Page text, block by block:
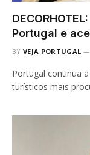
Portugal e
BY VEJA PORTUGAL
Portugal continua
turísticos mais